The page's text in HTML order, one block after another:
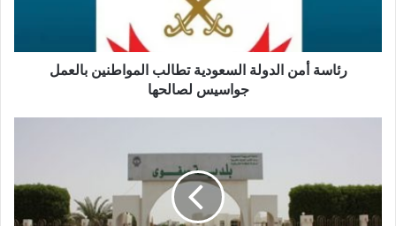
رئاسة أمن الدولة السعودية تطالب المواطنين بالعمل
جواسيس لصالحها